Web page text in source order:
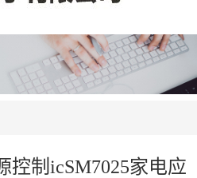
控制icSM7025家电应